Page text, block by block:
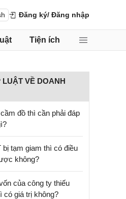
Đăng ký/ Đăng nhập
Tiện ích
VỀ DOANH
đồ thì cần phải đáp
tạm giam thì có điều
không?
của công ty thiếu
có giá trị không?